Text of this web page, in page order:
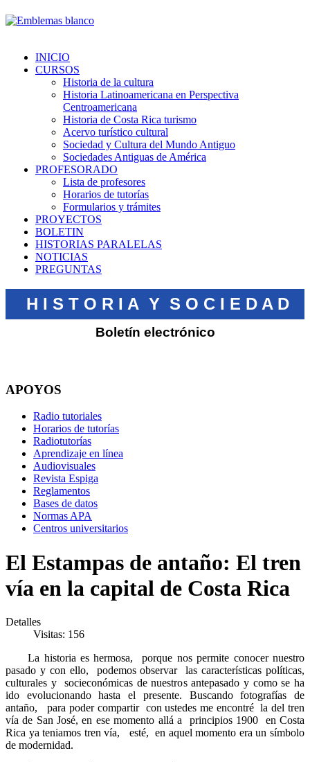
INICIO
CURSOS
Historia de la cultura
Historia Latinoamericana en Perspectiva
Centroamericana
Historia de Costa Rica turismo
Acervo turístico cultural
Sociedad y Cultura del Mundo Antiguo
Sociedades Antiguas de América
PROFESORADO
Lista de profesores
Horarios de tutorías
Formularios y trámites
PROYECTOS
BOLETIN
HISTORIAS PARALELAS
NOTICIAS
PREGUNTAS
H I S T O R I A Y S O C I E D A D
Boletín electrónico
APOYOS
Radio tutoriales
Horarios de tutorías
Radiotutorías
Aprendizaje en línea
Audiovisuales
Revista Espiga
Reglamentos
Bases de datos
Normas APA
Centros universitarios
El Estampas de antaño: El tren
vía en la capital de Costa Rica
Detalles
Visitas: 156
La historia es hermosa, porque nos permite conocer nuestro
pasado y con ello, podemos observar las características políticas,
culturales y socieconómicas de nuestros antepasado y como se ha
ido evolucionando hasta el presente. Buscando fotografías de
antaño, para poder compartir con ustedes me encontré la del tren
vía de San José, en ese momento allá a principios 1900 en Costa
Rica ya teniamos tren vía, esté, en aquel momento era un símbolo
de modernidad.